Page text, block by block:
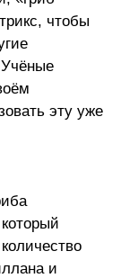
чтобы
эту уже
и